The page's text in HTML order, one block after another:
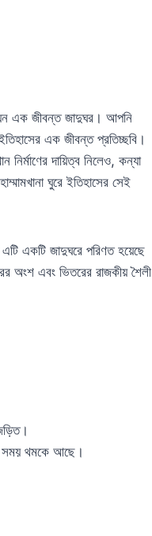
এক জীবন্ত জাদুঘর। আপনি
এক জীবন্ত প্রতিচ্ছবি।
দায়িত্ব নিলেও, কন্যা
ঘুরে ইতিহাসের সেই
এটি একটি জাদুঘরে পরিণত হয়েছে
অংশ এবং ভিতরের রাজকীয় শৈলী
সময় থমকে আছে।